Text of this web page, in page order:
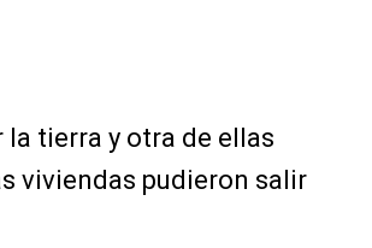
tierra y otra de ellas
viviendas pudieron salir